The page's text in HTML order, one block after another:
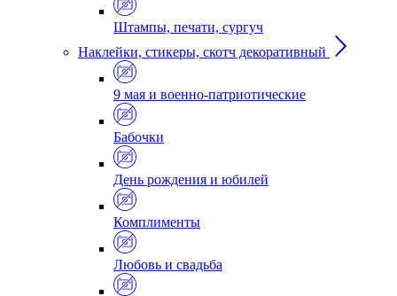
Штампы, печати, сургуч
Наклейки, стикеры, скотч декоративный
9 мая и военно-патриотические
Бабочки
День рождения и юбилей
Комплименты
Любовь и свадьба